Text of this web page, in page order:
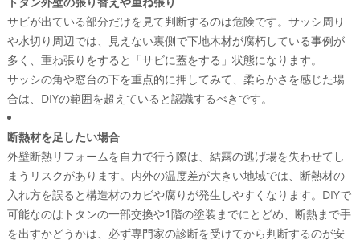
サビが出ている部分だけを見て判断するのは危険です。サッシ周り
や水切り周辺では、見えない裏側で下地木材が腐朽している事例が
多く、重ね張りをすると「サビに蓋をする」状態になります。
サッシの角や窓台の下を重点的に押してみて、柔らかさを感じた場
合は、DIYの範囲を超えていると認識するべきです。
断熱材を足したい場合
外壁断熱リフォームを自力で行う際は、結露の逃げ場を失わせてし
まうリスクがあります。内外の温度差が大きい地域では、断熱材の
入れ方を誤ると構造材のカビや腐りが発生しやすくなります。DIYで
可能なのはトタンの一部交換や1階の塗装までにとどめ、断熱まで手
を出すかどうかは、必ず専門家の診断を受けてから判断するのが安